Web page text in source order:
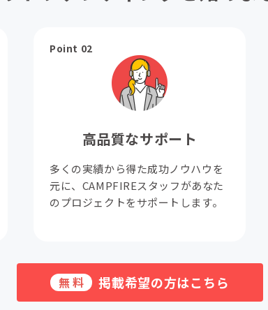
Point 02
高品質なサポート
多くの実績から得た成功ノウハウを
元に、CAMPFIREスタッフがあなた
のプロジェクトをサポートします。
無料 掲載希望の方はこちら